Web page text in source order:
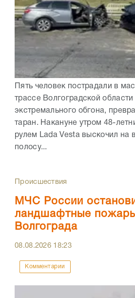
Пять человек пострадали в
трассе Волгоградской области
экстремального обгона,
таран. Накануне утром 48-
рулем Lada Vesta выскочил на
полосу...
Происшествия
МЧС России
ландшафтные
Волгограда
08.08.2026 18:23
Комментарии